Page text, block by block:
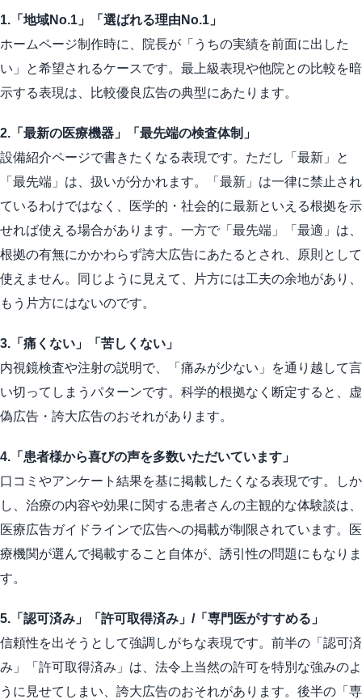
1.「地域No.1」「選ばれる理由No.1」
ホームページ制作時に、院長が「うちの実績を前面に出した
い」と希望されるケースです。最上級表現や他院との比較を暗
示する表現は、比較優良広告の典型にあたります。
2.「最新の医療機器」「最先端の検査体制」
設備紹介ページで書きたくなる表現です。ただし「最新」と
「最先端」は、扱いが分かれます。「最新」は一律に禁止され
ているわけではなく、医学的・社会的に最新といえる根拠を示
せれば使える場合があります。一方で「最先端」「最適」は、
根拠の有無にかかわらず誇大広告にあたるとされ、原則として
使えません。同じように見えて、片方には工夫の余地があり、
もう片方にはないのです。
3.「痛くない」「苦しくない」
内視鏡検査や注射の説明で、「痛みが少ない」を通り越して言
い切ってしまうパターンです。科学的根拠なく断定すると、虚
偽広告・誇大広告のおそれがあります。
4.「患者様から喜びの声を多数いただいています」
口コミやアンケート結果を基に掲載したくなる表現です。しか
し、治療の内容や効果に関する患者さんの主観的な体験談は、
医療広告ガイドラインで広告への掲載が制限されています。医
療機関が選んで掲載すること自体が、誘引性の問題にもなりま
す。
5.「認可済み」「許可取得済み」/「専門医がすすめる」
信頼性を出そうとして強調しがちな表現です。前半の「認可済
み」「許可取得済み」は、法令上当然の許可を特別な強みのよ
うに見せてしまい、誇大広告のおそれがあります。後半の「専